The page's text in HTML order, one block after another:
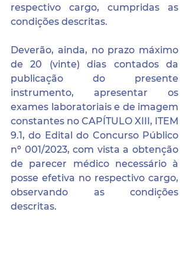
respectivo cargo, cumpridas as
condições descritas.
Deverão, ainda, no prazo máximo
de 20 (vinte) dias contados da
publicação do presente
instrumento, apresentar os
exames laboratoriais e de imagem
constantes no CAPÍTULO XIII, ITEM
9.1, do Edital do Concurso Público
nº 001/2023, com vista a obtenção
de parecer médico necessário à
posse efetiva no respectivo cargo,
observando as condições
descritas.